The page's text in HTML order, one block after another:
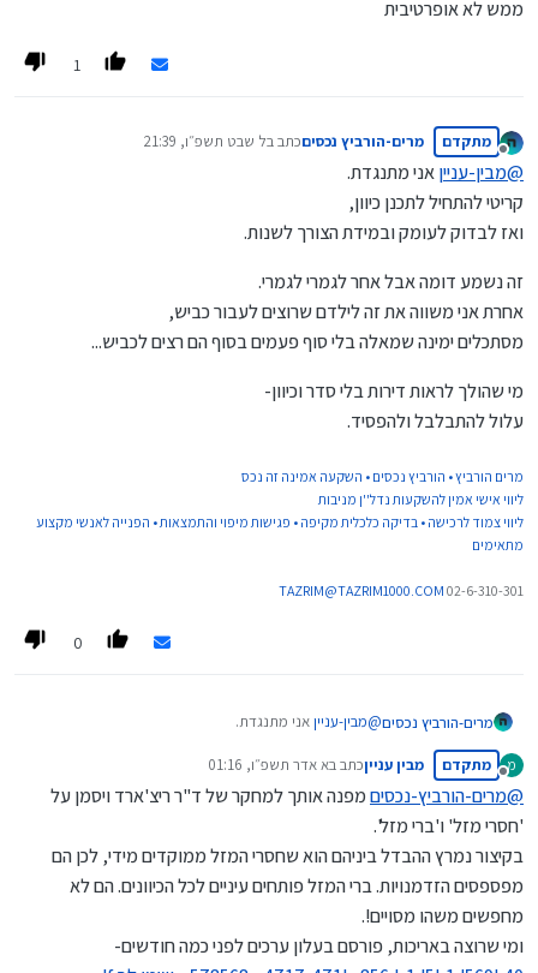
ממש לא אופרטיבית
1
מנותק
מתקדם מרים-הורביץ נכסיםכתב בל שבט תשפ״ו, 21:39
נערך לאחרונה על ידי
@מבין-ענייןאני מתנגדת.
קריטי להתחיל לתכנן כיוון,
ואז לבדוק לעומק ובמידת הצורך לשנות.
זה נשמע דומה אבל אחר לגמרי לגמרי.
אחרת אני משווה את זה לילדם שרוצים לעבור כביש,
מסתכלים ימינה שמאלה בלי סוף פעמים בסוף הם רצים לכביש...
מי שהולך לראות דירות בלי סדר וכיוון-
עלול להתבלבל ולהפסיד.
מרים הורביץ • הורביץ נכסים • השקעה אמינה זה נכס
ליווי אישי אמין להשקעות נדל''ן מניבות
ליווי צמוד לרכישה • בדיקה כלכלית מקיפה • פגישות מיפוי והתמצאות • הפנייה לאנשי מקצוע
מתאימים
02-6-310-301
TAZRIM@TAZRIM1000.COM
0
מרים-הורביץ נכסים@מבין-ענייןאני מתנגדת.
ואז לבדוק לעומק ובמידת הצורך לשנות.
זה נשמע דומה אבל אחר לגמרי לגמרי.
אחרת אני משווה את זה לילדם שרוצים לעבור כביש,
מסתכלים ימינה שמאלה בלי סוף פעמים בסוף הם רצים
לכביש...
מי שהולך לראות דירות בלי סדר וכיוון-
עלול להתבלבל ולהפסיד.
מ
מנותק
מתקדם מבין ענייןכתב בא אדר תשפ״ו, 01:16
נערך לאחרונה על ידי
@מרים-הורביץ-נכסיםמפנה אותך למחקר של ד"ר ריצ'ארד ויסמן על
'חסרי מזל' ו'ברי מזל'.
בקיצור נמרץ ההבדל ביניהם הוא שחסרי המזל ממוקדים מידי, לכן הם
מפספסים הזדמנויות. ברי המזל פותחים עיניים לכל הכיוונים. הם לא
מחפשים משהו מסויים!.
ומי שרוצה באריכות, פורסם בעלון ערכים לפני כמה חודשים-